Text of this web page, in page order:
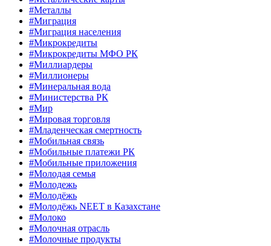
#Металлы
#Миграция
#Миграция населения
#Микрокредиты
#Микрокредиты МФО РК
#Миллиардеры
#Миллионеры
#Минеральная вода
#Министерства РК
#Мир
#Мировая торговля
#Младенческая смертность
#Мобильная связь
#Мобильные платежи РК
#Мобильные приложения
#Молодая семья
#Молодежь
#Молодёжь
#Молодёжь NEET в Казахстане
#Молоко
#Молочная отрасль
#Молочные продукты